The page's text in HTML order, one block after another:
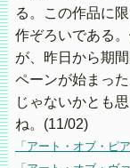
る。この作品に
作ぞろいである
が、昨日から期
ペーンが始まっ
じゃないかとも
ね。(11/02)
「アート・オブ・ピ